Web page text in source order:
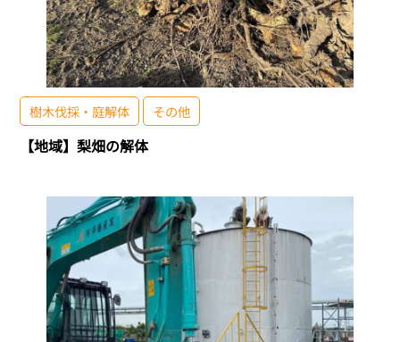
樹木伐採・庭解体 その他
【地域】梨畑の解体